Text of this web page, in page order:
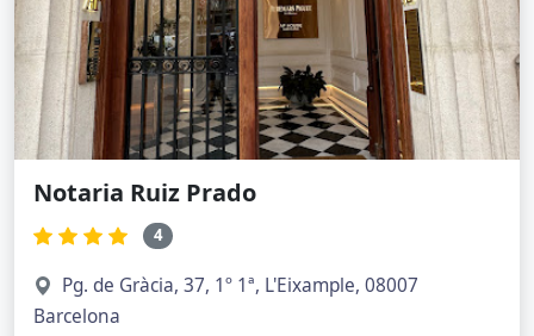
Notaria Ruiz Prado
4
Pg. de Gràcia, 37, 1º 1ª, L'Eixample, 08007
Barcelona